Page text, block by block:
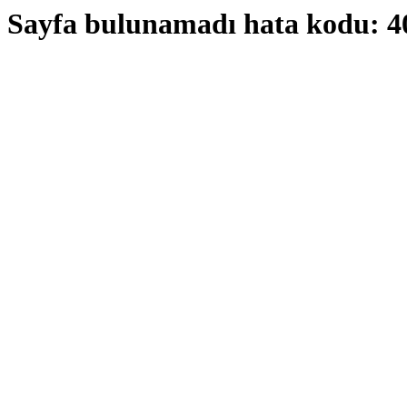
Sayfa bulunamadı hata kodu: